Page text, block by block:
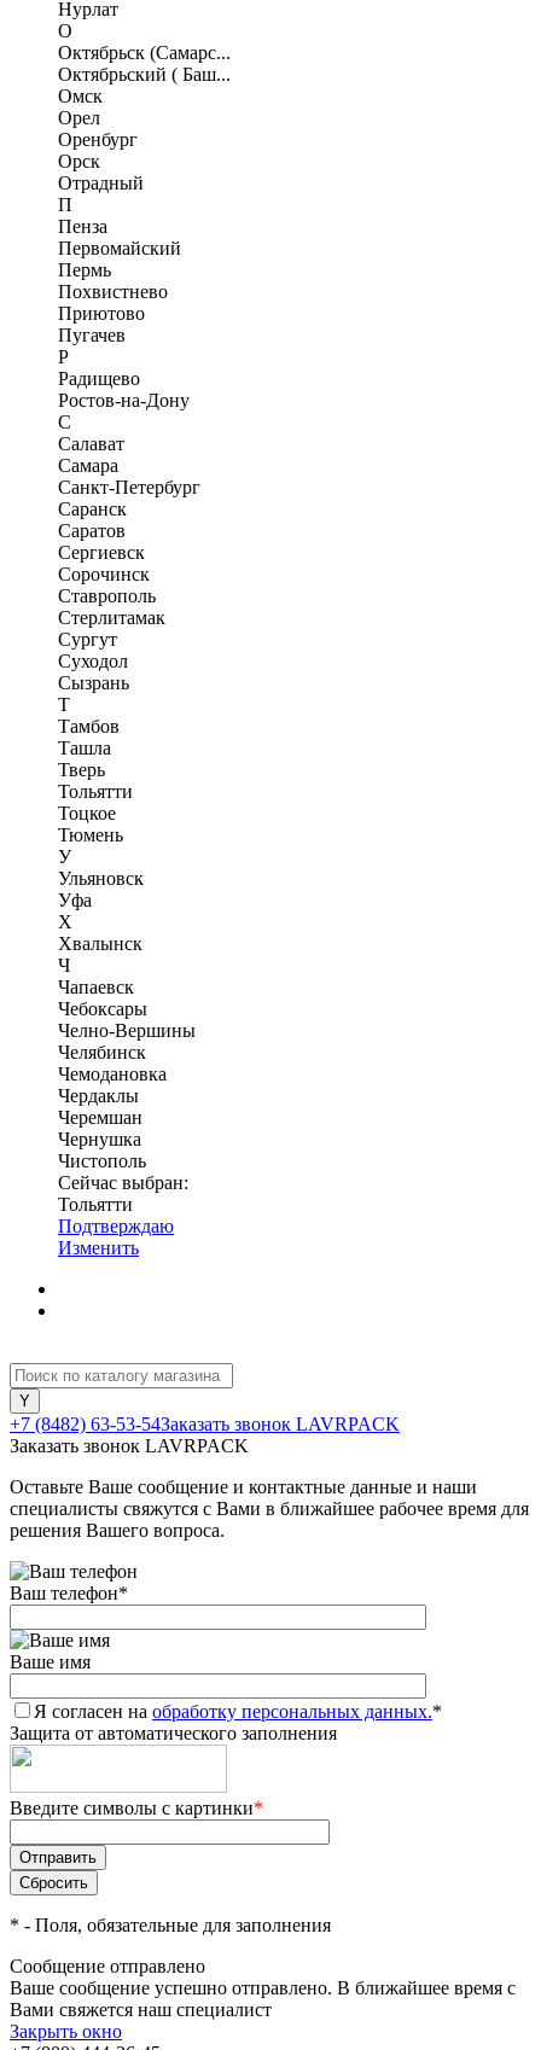
Нурлат
О
Октябрьск (Самарс...
Октябрьский ( Баш...
Омск
Орел
Оренбург
Орск
Отрадный
П
Пенза
Первомайский
Пермь
Похвистнево
Приютово
Пугачев
Р
Радищево
Ростов-на-Дону
С
Салават
Самара
Санкт-Петербург
Саранск
Саратов
Сергиевск
Сорочинск
Ставрополь
Стерлитамак
Сургут
Суходол
Сызрань
Т
Тамбов
Ташла
Тверь
Тольятти
Тоцкое
Тюмень
У
Ульяновск
Уфа
Х
Хвалынск
Ч
Чапаевск
Чебоксары
Челно-Вершины
Челябинск
Чемодановка
Чердаклы
Черемшан
Чернушка
Чистополь
Сейчас выбран:
Тольятти
Подтверждаю
Изменить
+7 (8482) 63-53-54Заказать звонок LAVRPACK
Заказать звонок LAVRPACK
Оставьте Ваше сообщение и контактные данные и наши
специалисты свяжутся с Вами в ближайшее рабочее время для
решения Вашего вопроса.
Ваш телефон*
Ваше имя
Я согласен на обработку персональных данных.*
Защита от автоматического заполнения
Введите символы с картинки*
* - Поля, обязательные для заполнения
Сообщение отправлено
Ваше сообщение успешно отправлено. В ближайшее время с
Вами свяжется наш специалист
Закрыть окно